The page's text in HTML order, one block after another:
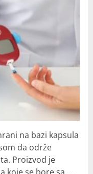
na bazi kapsula
da održe
Proizvod je